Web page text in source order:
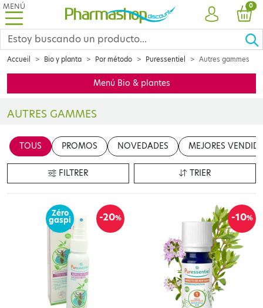
MENÚ
CUENTA
0
Accueil Bio y planta Por método Puressentiel Autres gammes
Menú Bio & plantes
AUTRES GAMMES
en cliquant sur le bouton "Modifier le contenu"
TOUS PROMOS NOVEDADES MEJORES
FILTRER TRIER
-20%
Zéro
gaspi -10%